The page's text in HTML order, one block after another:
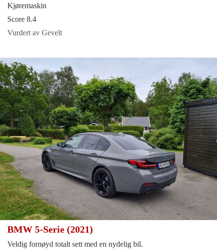
Kjøremaskin
Score 8.4
Vurdert av Gevelt
BMW 5-Serie (2021)
Veldig fornøyd totalt sett med en nydelig bil.